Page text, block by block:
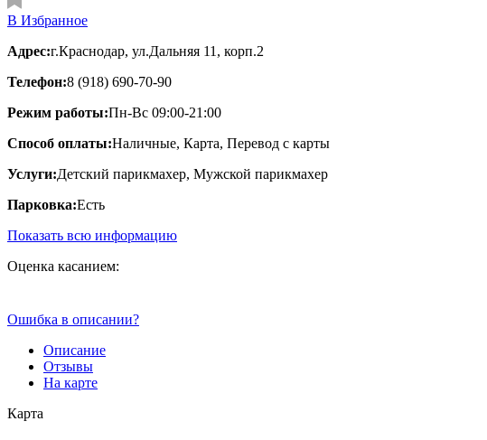
В Избранное
Адрес:г.Краснодар, ул.Дальняя 11, корп.2
Телефон:8 (918) 690-70-90
Режим работы:Пн-Вс 09:00-21:00
Способ оплаты:Наличные, Карта, Перевод с карты
Услуги:Детский парикмахер, Мужской парикмахер
Парковка:Есть
Показать всю информацию
Оценка касанием:
Ошибка в описании?
Описание
Отзывы
На карте
Карта